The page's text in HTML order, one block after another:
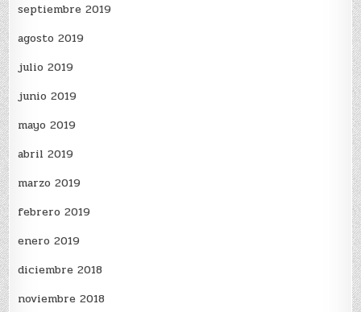
septiembre 2019
agosto 2019
julio 2019
junio 2019
mayo 2019
abril 2019
marzo 2019
febrero 2019
enero 2019
diciembre 2018
noviembre 2018